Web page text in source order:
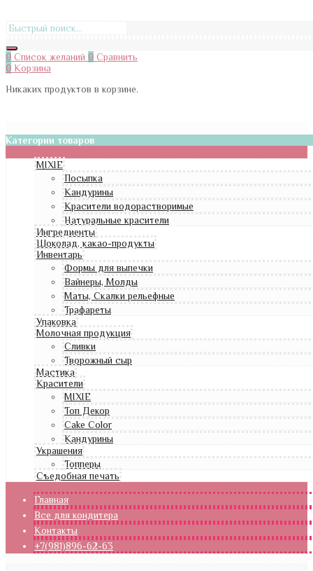
0 Список желаний 0 Сравнить
0 Корзина
Никаких продуктов в корзине.
Категории товаров
MIXIE
Посыпка
Кандурины
Красители водорастворимые
Натуральные красители
Ингредиенты
Шоколад, какао-продукты
Инвентарь
Формы для выпечки
Вайнеры, Молды
Маты, Скалки рельефные
Трафареты
Упаковка
Молочная продукция
Сливки
Творожный сыр
Мастика
Красители
MIXIE
Топ Декор
Cake Color
Кандурины
Украшения
Топперы
Съедобная печать
Главная
Все для кондитера
Контакты
+7(981)896-62-63